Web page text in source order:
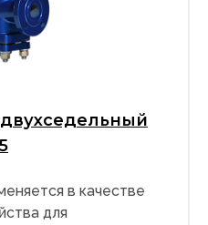
в качестве
для